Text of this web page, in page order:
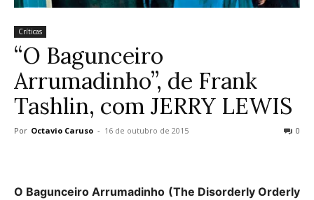
Críticas
“O Bagunceiro
Arrumadinho”, de Frank
Tashlin, com JERRY LEWIS
Por Octavio Caruso - 16 de outubro de 2015 0
O Bagunceiro Arrumadinho (The Disorderly Orderly